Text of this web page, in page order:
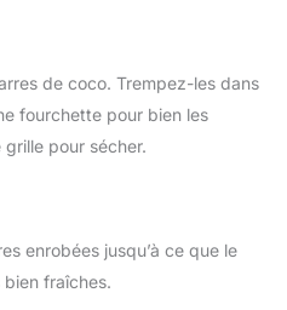
de coco. Trempez-les dans
fourchette pour bien les
pour sécher.
enrobées jusqu’à ce que le
fraîches.